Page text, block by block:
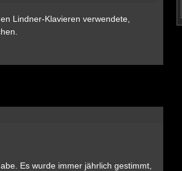
Lindner-Klavieren verwendete,
Es wurde immer jährlich gestimmt,